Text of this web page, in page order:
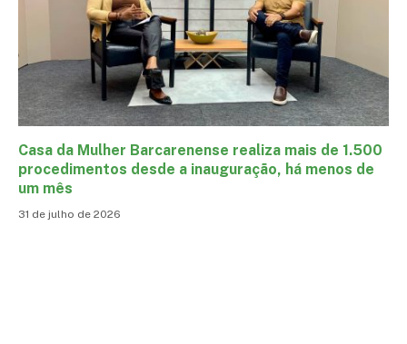
Casa da Mulher Barcarenense realiza mais de 1.500
procedimentos desde a inauguração, há menos de
um mês
31 de julho de 2026